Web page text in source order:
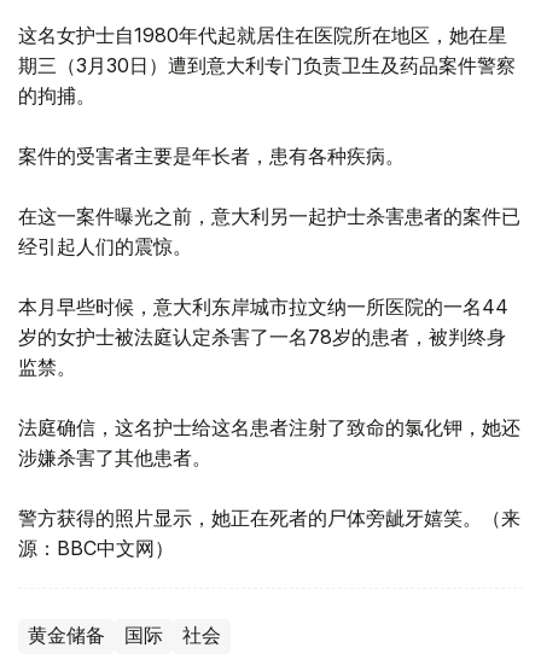
这名女护士自1980年代起就居住在医院所在地区，她在星
期三（3月30日）遭到意大利专门负责卫生及药品案件警察
的拘捕。
案件的受害者主要是年长者，患有各种疾病。
在这一案件曝光之前，意大利另一起护士杀害患者的案件已
经引起人们的震惊。
本月早些时候，意大利东岸城市拉文纳一所医院的一名44
岁的女护士被法庭认定杀害了一名78岁的患者，被判终身
监禁。
法庭确信，这名护士给这名患者注射了致命的氯化钾，她还
涉嫌杀害了其他患者。
警方获得的照片显示，她正在死者的尸体旁龇牙嬉笑。（来
源：BBC中文网）
黄金储备 国际 社会